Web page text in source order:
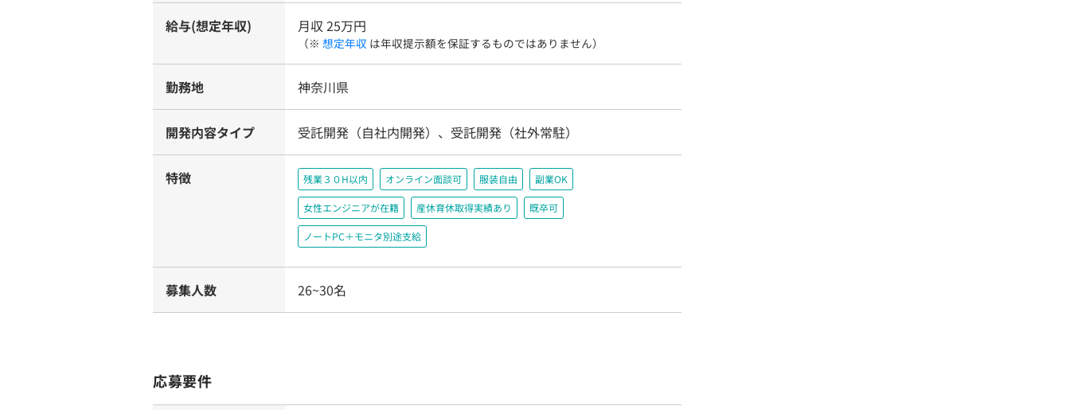
給与(想定年収) 月収 25万円
（※ 想定年収 は年収提示額を保証するものではありません）
勤務地 神奈川県
開発内容タイプ 受託開発（自社内開発）、受託開発（社外常駐）
特徴 残業３０H以内 オンライン面談可 服装自由 副業OK
女性エンジニアが在籍 産休育休取得実績あり 既卒可
ノートPC＋モニタ別途支給
募集人数 26~30名
応募要件